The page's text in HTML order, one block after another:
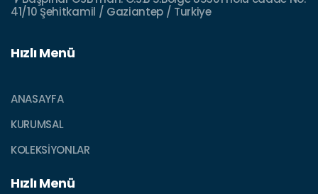
41/10 Şehitkamil / Gaziantep / Turkiye
Hızlı Menü
ANASAYFA
KURUMSAL
KOLEKSIYONLAR
Hızlı Menü